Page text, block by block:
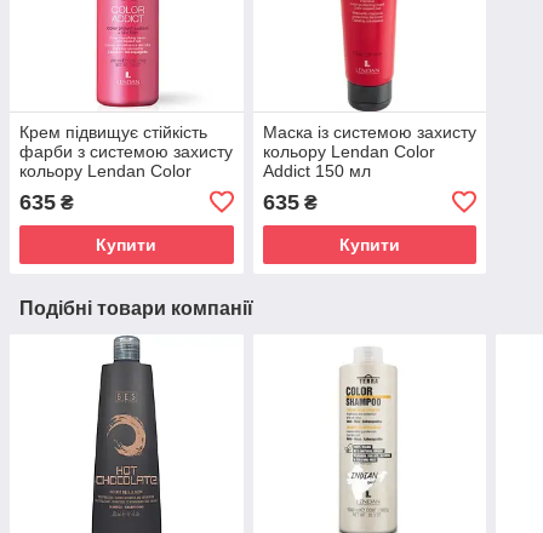
Крем підвищує стійкість
фарби з системою захисту
кольору Lendan Color
635 ₴
Купити
Маска із системою захисту
кольору Lendan Color
Addict 150 мл
635₴
Купити
Подібні товари компанії